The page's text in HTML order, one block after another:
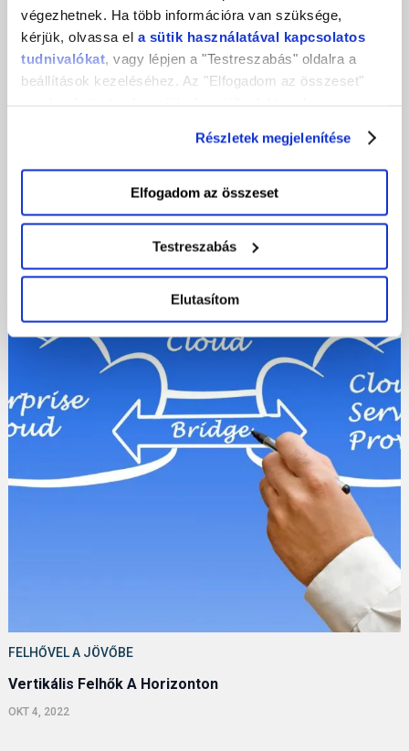
végezhetnek. Ha több információra van szüksége,
kérjük, olvassa el a sütik használatával kapcsolatos
tudnivalókat , vagy lépjen a "Testreszabás" oldalra a
beállítások kezeléséhez. Az "Elfogadom az összeset"
nyomva csak a szükséges sütik tárolását fogadja el.
Részletek megjelenítése
Elfogadom az összeset
Testreszabás
Elutasítom
A Honlap Weboldal? Fogalmi Tisztázó
FELHŐVEL A JÖVŐBE
Vertikális Felhők A Horizonton
OKT 4, 2022